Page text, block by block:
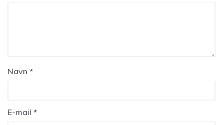
Navn *
E-mail *